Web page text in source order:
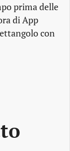
prima delle
di App
con